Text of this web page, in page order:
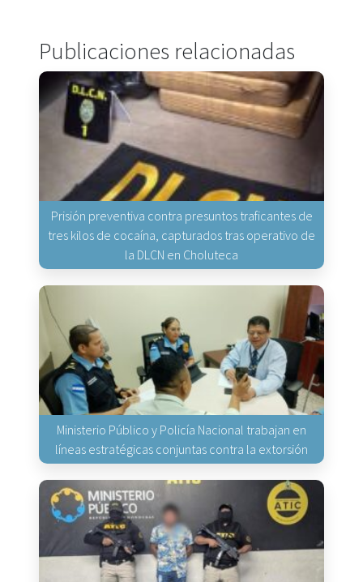
Publicaciones relacionadas
Prisión preventiva contra presuntos traficantes de
tres kilos de cocaína, capturados tras operativo de
la DLCN en Choluteca
Ministerio Público y Policía Nacional trabajan en
líneas estratégicas conjuntas contra la extorsión